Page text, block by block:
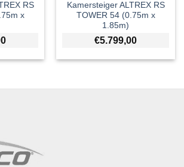
RS
x
Kamersteiger ALTREX RS
TOWER 54 (0.75m x
1.85m)
€5.799,00